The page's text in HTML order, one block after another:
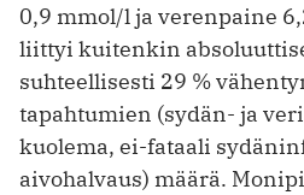
0,9 mmol/l ja verenpaine
liittyi kuitenkin
suhteellisesti 29 %
tapahtumien (sydän- ja
kuolema, ei-fataali
aivohalvaus) määrä.